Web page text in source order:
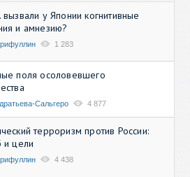
у Японии когнитивные
и амнезию?
1 283
поля осоловевшего
Сальгеро 4 877
терроризм против России:
и цели
4 438